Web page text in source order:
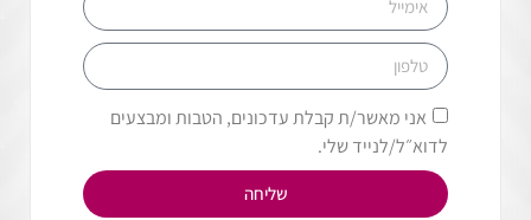
אני מאשר/ת קבלת עדכונים, הטבות ומבצעים
לדוא״ל/לנייד שלי.
שליחה